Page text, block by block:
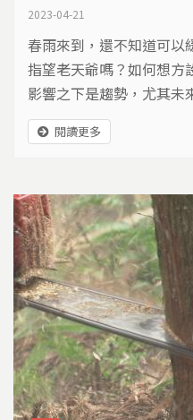
2023-04-21
春雨來到，還不知道可以
指望老天爺嗎？如何想方
影響之下是趨勢，尤其未
灣的水資源管理，該如何
閱讀更多